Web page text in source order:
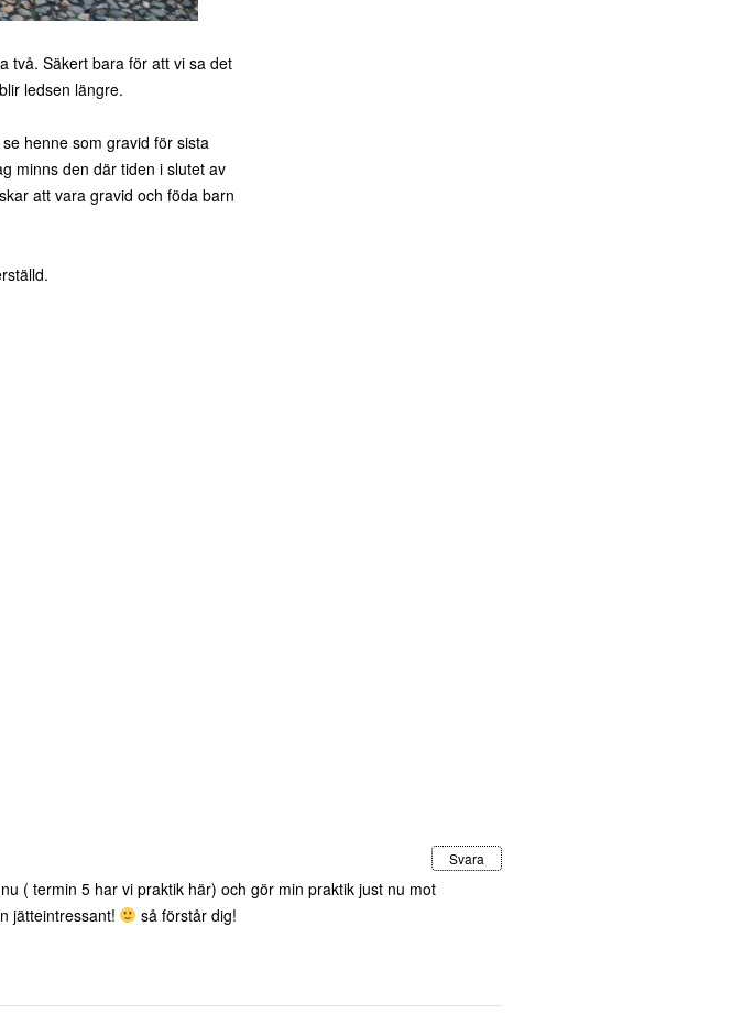
två. Säkert bara för att vi sa det
ledsen längre.
henne som gravid för sista
minns den där tiden i slutet av
att vara gravid och föda barn
Svara
( termin 5 har vi praktik här) och gör min praktik just nu mot
jätteintressant!
så förstår dig!